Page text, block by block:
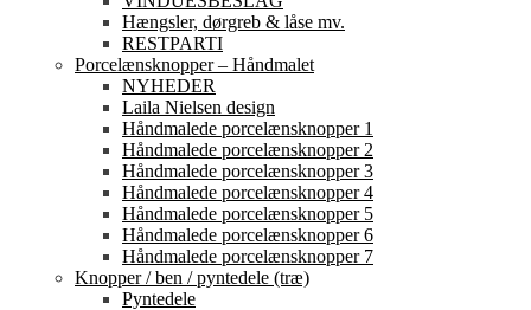
Hængsler, dørgreb & låse mv.
RESTPARTI
Porcelænsknopper – Håndmalet
NYHEDER
Laila Nielsen design
Håndmalede porcelænsknopper 1
Håndmalede porcelænsknopper 2
Håndmalede porcelænsknopper 3
Håndmalede porcelænsknopper 4
Håndmalede porcelænsknopper 5
Håndmalede porcelænsknopper 6
Håndmalede porcelænsknopper 7
Knopper / ben / pyntedele (træ)
Pyntedele